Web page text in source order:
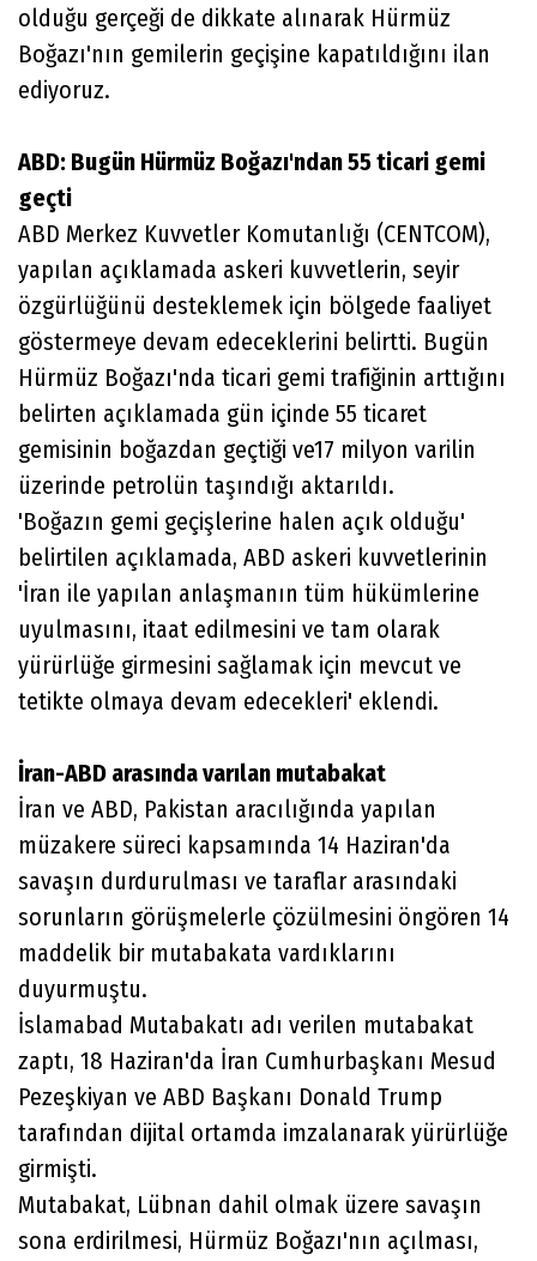
olduğu gerçeği de dikkate alınarak Hürmüz
Boğazı'nın gemilerin geçişine kapatıldığını ilan
ediyoruz.
ABD: Bugün Hürmüz Boğazı'ndan 55 ticari gemi
geçti
ABD Merkez Kuvvetler Komutanlığı (CENTCOM),
yapılan açıklamada askeri kuvvetlerin, seyir
özgürlüğünü desteklemek için bölgede faaliyet
göstermeye devam edeceklerini belirtti. Bugün
Hürmüz Boğazı'nda ticari gemi trafiğinin arttığını
belirten açıklamada gün içinde 55 ticaret
gemisinin boğazdan geçtiği ve17 milyon varilin
üzerinde petrolün taşındığı aktarıldı.
'Boğazın gemi geçişlerine halen açık olduğu'
belirtilen açıklamada, ABD askeri kuvvetlerinin
'İran ile yapılan anlaşmanın tüm hükümlerine
uyulmasını, itaat edilmesini ve tam olarak
yürürlüğe girmesini sağlamak için mevcut ve
tetikte olmaya devam edecekleri' eklendi.
İran-ABD arasında varılan mutabakat
İran ve ABD, Pakistan aracılığında yapılan
müzakere süreci kapsamında 14 Haziran'da
savaşın durdurulması ve taraflar arasındaki
sorunların görüşmelerle çözülmesini öngören 14
maddelik bir mutabakata vardıklarını
duyurmuştu.
İslamabad Mutabakatı adı verilen mutabakat
zaptı, 18 Haziran'da İran Cumhurbaşkanı Mesud
Pezeşkiyan ve ABD Başkanı Donald Trump
tarafından dijital ortamda imzalanarak yürürlüğe
girmişti.
Mutabakat, Lübnan dahil olmak üzere savaşın
sona erdirilmesi, Hürmüz Boğazı'nın açılması,